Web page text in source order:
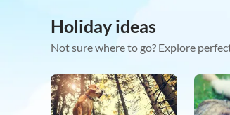
Holiday ideas
Not sure where to go? Explore